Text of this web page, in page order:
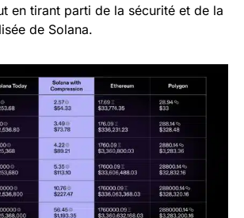
en tirant parti de la sécurité et de la
de Solana.